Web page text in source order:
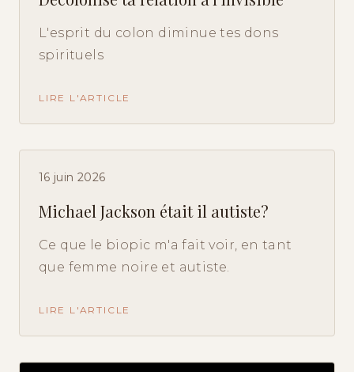
L'esprit du colon diminue tes dons
spirituels
LIRE L'ARTICLE
16 juin 2026
Michael Jackson était il autiste?
Ce que le biopic m'a fait voir, en tant
que femme noire et autiste.
LIRE L'ARTICLE